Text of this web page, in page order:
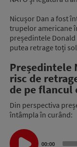
Nicușor Dan a fost
trupelor americane
președintele
putea retrage toți
Președintele
risc de
de pe flancul
Din perspectiva
întâmpla în curând:
Audio
Player
00:00